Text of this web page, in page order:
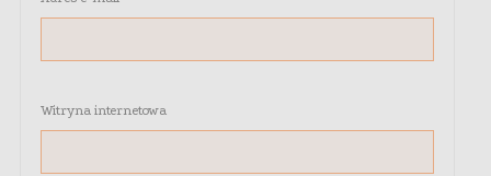
Witryna internetowa